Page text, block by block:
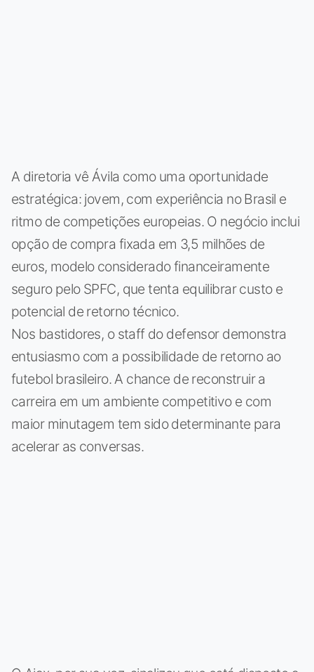
A diretoria vê Ávila como uma oportunidade
estratégica: jovem, com experiência no Brasil e
ritmo de competições europeias. O negócio inclui
opção de compra fixada em 3,5 milhões de
euros, modelo considerado financeiramente
seguro pelo SPFC, que tenta equilibrar custo e
potencial de retorno técnico.
Nos bastidores, o staff do defensor demonstra
entusiasmo com a possibilidade de retorno ao
futebol brasileiro. A chance de reconstruir a
carreira em um ambiente competitivo e com
maior minutagem tem sido determinante para
acelerar as conversas.